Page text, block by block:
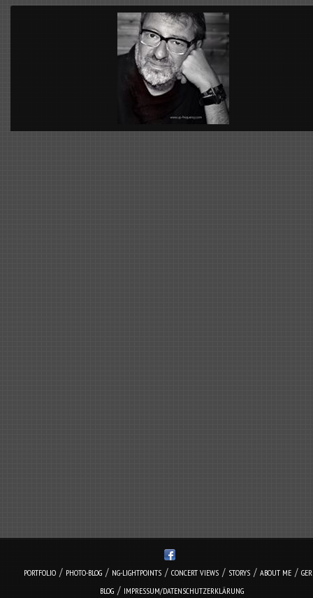
PORTFOLIO / PHOTO-BLOG / NG-LIGHTPOINTS / CONCERT VIEWS / STORYS / ABOUT ME /
BLOG / IMPRESSUM/DATENSCHUTZERKLÄRUNG